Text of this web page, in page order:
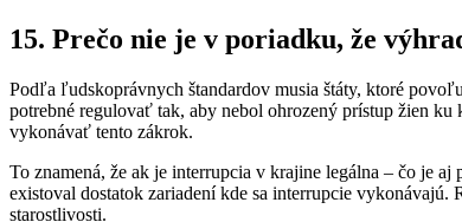
15. Prečo nie je v poriadku, že
Podľa ľudskoprávnych štandardov musia štáty, ktoré
potrebné regulovať tak, aby nebol ohrozený prístup žien
vykonávať tento zákrok.
To znamená, že ak je interrupcia v krajine legálna – čo je
existoval dostatok zariadení kde sa interrupcie
starostlivosti.